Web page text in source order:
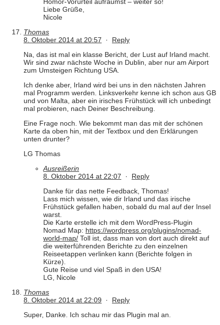
Homor-Vorurteil aufräumst – weiter so!
Liebe Grüße,
Nicole
Thomas
8. Oktober 2014 at 20:57 · Reply
Na, das ist mal ein klasse Bericht, der Lust auf Irland macht.
Wir sind zwar nächste Woche in Dublin, aber nur am Airport
zum Umsteigen Richtung USA.
Ich denke aber, Irland wird bei uns in den nächsten Jahren
mal Programm werden. Linksverkehr kenne ich schon aus GB
und von Malta, aber ein irisches Frühstück will ich unbedingt
mal probieren, nach Deiner Beschreibung.
Eine Frage noch. Wie bekommt man das mit der schönen
Karte da oben hin, mit der Textbox und den Erklärungen
unten drunter?
LG Thomas
Ausreißerin
8. Oktober 2014 at 22:07 · Reply
Danke für das nette Feedback, Thomas!
Lass mich wissen, wie dir Irland und das irische
Frühstück gefallen haben, sobald du mal auf der Insel
warst.
Die Karte erstelle ich mit dem WordPress-Plugin
Nomad Map: https://wordpress.org/plugins/nomad-
world-map/ Toll ist, dass man von dort auch direkt auf
die weiterführenden Berichte zu den einzelnen
Reiseetappen verlinken kann (Berichte folgen in
Kürze).
Gute Reise und viel Spaß in den USA!
LG, Nicole
Thomas
8. Oktober 2014 at 22:09 · Reply
Super, Danke. Ich schau mir das Plugin mal an.